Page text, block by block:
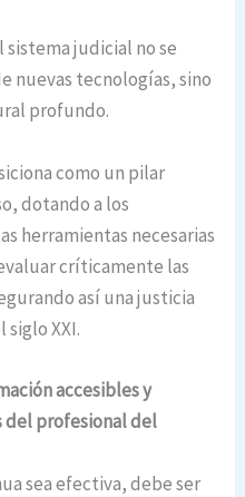
judicial no se
nuevas tecnologías, sino
profundo.
como un pilar
dotando a los
herramientas necesarias
críticamente las
así una justicia
siglo XXI.
accesibles y
del profesional del
sea efectiva, debe ser